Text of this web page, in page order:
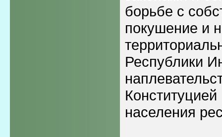
борьбе с
покушение и
Республики
населения